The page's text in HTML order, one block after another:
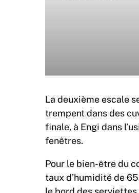
La deuxième escale
trempent dans des
finale, à Engi dans
fenêtres.
Pour le bien-être du
taux d’humidité de